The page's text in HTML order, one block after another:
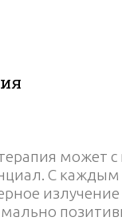
может
С каждым